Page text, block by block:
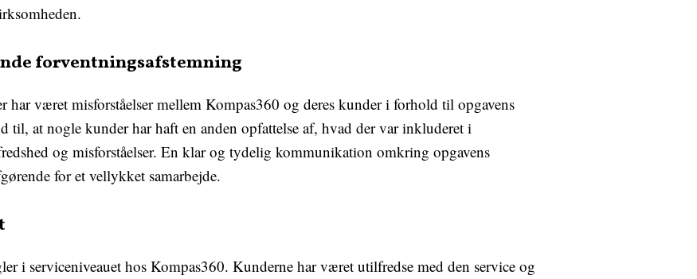
forventningsafstemning
har været misforståelser mellem Kompas360 og deres kunder i forhold til opgavens
til, at nogle kunder har haft en anden opfattelse af, hvad der var inkluderet i
og misforståelser. En klar og tydelig kommunikation omkring opgavens
for et vellykket samarbejde.
i serviceniveauet hos Kompas360. Kunderne har været utilfredse med den service og